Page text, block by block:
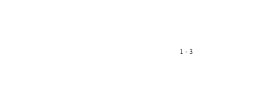
1 - 3